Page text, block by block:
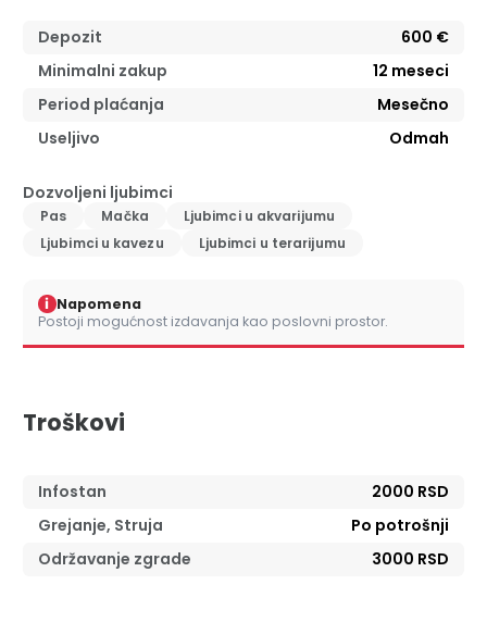
Depozit
600 €
Minimalni zakup
12 meseci
Period plaćanja
Mesečno
Useljivo
Odmah
Dozvoljeni ljubimci
Pas Mačka
Ljubimci u akvarijumu
Ljubimci u kavezu
Ljubimci u terarijumu
i Napomena
Postoji mogućnost izdavanja kao poslovni prostor.
Troškovi
Infostan
2000 RSD
Grejanje, Struja
Po potrošnji
Održavanje zgrade
3000 RSD